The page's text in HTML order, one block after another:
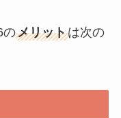
のメリットは次の